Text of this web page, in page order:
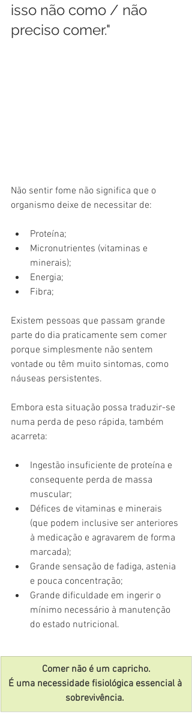
isso não como / não
preciso comer."
Não sentir fome não significa que o
organismo deixe de necessitar de:
Proteína;
Micronutrientes (vitaminas e
minerais);
Energia;
Fibra;
Existem pessoas que passam grande
parte do dia praticamente sem comer
porque simplesmente não sentem
vontade ou têm muito sintomas, como
náuseas persistentes.
Embora esta situação possa traduzir-se
numa perda de peso rápida, também
acarreta:
Ingestão insuficiente de proteína e
consequente perda de massa
muscular;
Défices de vitaminas e minerais
(que podem inclusive ser anteriores
à medicação e agravarem de forma
marcada);
Grande sensação de fadiga, astenia
e pouca concentração;
Grande dificuldade em ingerir o
mínimo necessário à manutenção
do estado nutricional.
Comer não é um capricho.
É uma necessidade fisiológica essencial à
sobrevivência.